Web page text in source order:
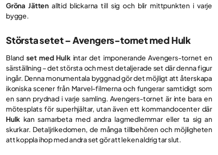
Gröna Jättenalltid blickarna till sig och blir mittpunkten i varje
bygge.
Största setet – Avengers-tornet med Hulk
Bland set med Hulkintar det imponerande Avengers-tornet en
särställning – det största och mest detaljerade set där denna figur
ingår. Denna monumentala byggnad gör det möjligt att återskapa
ikoniska scener från Marvel-filmerna och fungerar samtidigt som
en sann prydnad i varje samling. Avengers-tornet är inte bara en
mötesplats för superhjältar, utan även ett kommandocenter där
Hulk kan samarbeta med andra lagmedlemmar eller ta sig an
skurkar. Detaljrikedomen, de många tillbehören och möjligheten
att koppla ihop med andra set gör att leken aldrig tar slut.